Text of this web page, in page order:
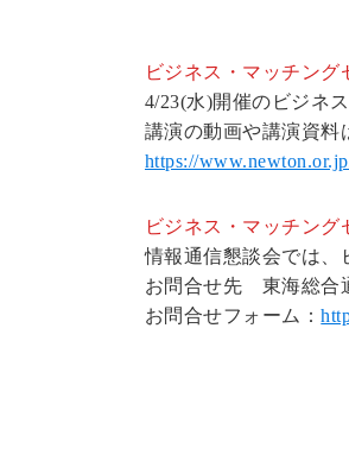
ビジネス・マッチン
4/23(水)開催のビジネ
講演の動画や講演資料
https://
ビジネス・マッチング
情報通信懇談会では、
お問合せ先 東海総合
お問合せフォーム：